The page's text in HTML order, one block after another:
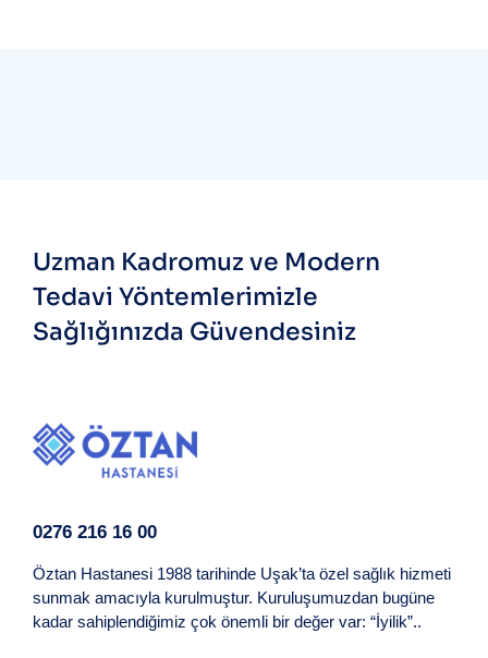
Uzman Kadromuz ve Modern
Tedavi Yöntemlerimizle
Sağlığınızda Güvendesiniz
0276 216 16 00
Öztan Hastanesi 1988 tarihinde Uşak’ta özel sağlık hizmeti
sunmak amacıyla kurulmuştur. Kuruluşumuzdan bugüne
kadar sahiplendiğimiz çok önemli bir değer var: “İyilik”..